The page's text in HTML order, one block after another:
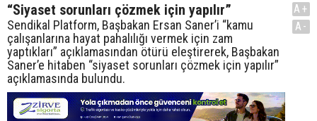
“Siyaset sorunları çözmek için yapılır”
Sendikal Platform, Başbakan Ersan Saner’i “kamu
çalışanlarına hayat pahalılığı vermek için zam
yaptıkları” açıklamasından ötürü eleştirerek, Başbakan
Saner’e hitaben “siyaset sorunları çözmek için yapılır”
açıklamasında bulundu.
A+
A-